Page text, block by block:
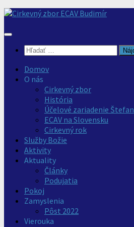
Preskočiť
obsah
Hľadať:
Domov
O nás
Cirkevný zbor
História
Účelové zariadenie Štefan
ECAV na Slovensku
Cirkevný rok
Služby Božie
Aktivity
Aktuality
Články
Podujatia
Pokoj
Zamyslenia
Pôst 2022
Vierouka